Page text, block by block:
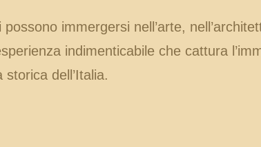
immergersi nell’arte,
indimenticabile che cattura
dell’Italia.